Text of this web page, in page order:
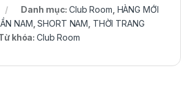
Danh mục:Club Room HÀNG MỚI
NAM ,SHORT NAM THỜI TRANG
khóa:Club Room